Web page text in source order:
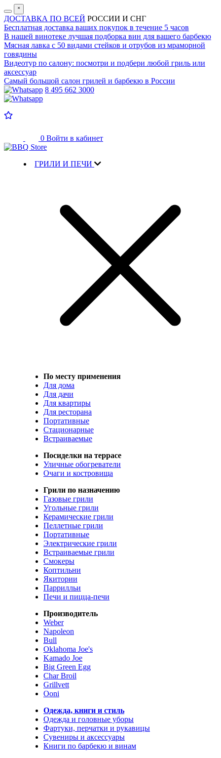
˟
ДОСТАВКА ПО ВСЕЙ РОССИИ И СНГ
Бесплатная доставка ваших покупок в течение 5 часов
В нашей винотеке лучшая подборка вин для вашего барбекю
Мясная лавка с 50 видами стейков и отрубов из мраморной
говядины
Видеотур по салону: посмотри и подбери любой гриль или
аксессуар
Самый большой салон грилей и барбекю в России
8 495 662 3000
0 Войти в кабинет
ГРИЛИ И ПЕЧИ
По месту применения
Для дома
Для дачи
Для квартиры
Для ресторана
Портативные
Стационарные
Встраиваемые
Посиделки на террасе
Уличные обогреватели
Очаги и костровища
Грили по назначению
Газовые грили
Угольные грили
Керамические грили
Пеллетные грили
Портативные
Электрические грили
Встраиваемые грили
Смокеры
Коптильни
Якитории
Паррилльи
Печи и пицца-печи
Производитель
Weber
Napoleon
Bull
Oklahoma Joe's
Kamado Joe
Big Green Egg
Char Broil
Grillvett
Ooni
Одежда, книги и стиль
Одежда и головные уборы
Фартуки, перчатки и рукавицы
Сувениры и аксессуары
Книги по барбекю и винам